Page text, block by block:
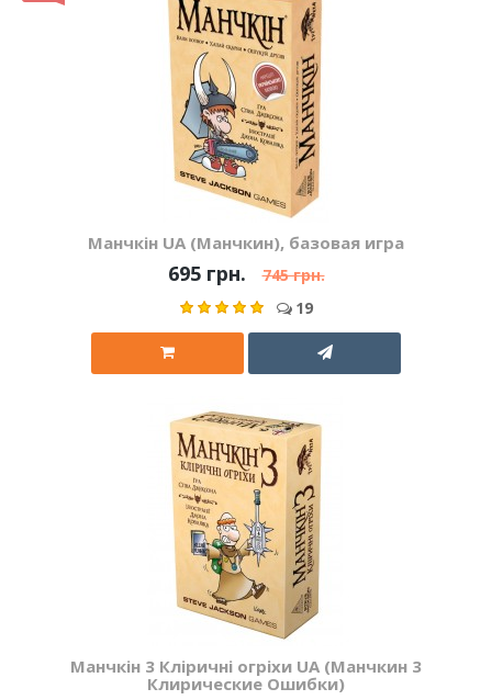
Манчкін UA (Манчкин), базовая игра
695 грн. 745 грн.
19
Манчкін 3 Кліричні огріхи UA (Манчкин 3
Клирические Ошибки)